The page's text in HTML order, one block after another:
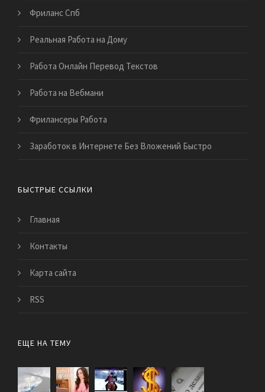
Фриланс Спб
Реальная Работа на Дому
Работа Онлайн Перевод Текстов
Работа на Вебмани
Фрилансеры Работа
Заработок в Интернете Без Вложений Быстро
БЫСТРЫЕ ССЫЛКИ
Главная
Контакты
Карта сайта
RSS
ЕЩЕ НА ТЕМУ